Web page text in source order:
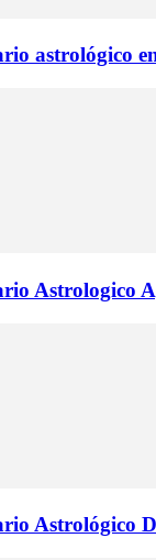
astrológico
Astrologico
Astrológico